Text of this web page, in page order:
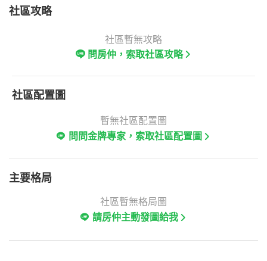
社區攻略
社區暫無攻略
問房仲，索取社區攻略
社區配置圖
暫無社區配置圖
問問金牌專家，索取社區配置圖
主要格局
社區暫無格局圖
請房仲主動發圖給我